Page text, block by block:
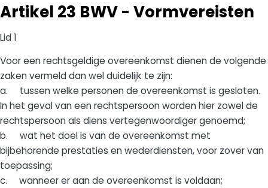
Artikel 23 BWV - Vormvereisten
Lid 1
Voor een rechtsgeldige overeenkomst dienen de volgende
zaken vermeld dan wel duidelijk te zijn:
a. tussen welke personen de overeenkomst is gesloten.
In het geval van een rechtspersoon worden hier zowel de
rechtspersoon als diens vertegenwoordiger genoemd;
b. wat het doel is van de overeenkomst met
bijbehorende prestaties en wederdiensten, voor zover van
toepassing;
c. wanneer er aan de overeenkomst is voldaan;